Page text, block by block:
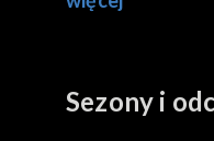
Sezony i